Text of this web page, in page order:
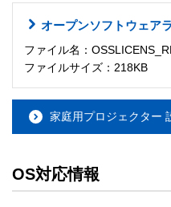
オープンソフトウェア
ファイル名：
ファイルサイズ：218KB
家庭用プロジェクター
OS対応情報